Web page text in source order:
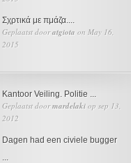
Σχρτικά με πμάζα....
Geplaatst dooratgiota on May 16,
2015
Kantoor Veiling. Politie ...
Geplaatst doormardelaki op sep 13,
2012
Dagen had een civiele bugger
...